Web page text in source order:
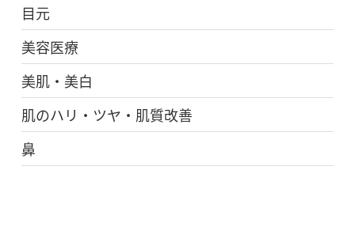
目元
美容医療
美肌・美白
肌のハリ・ツヤ・肌質改善
鼻